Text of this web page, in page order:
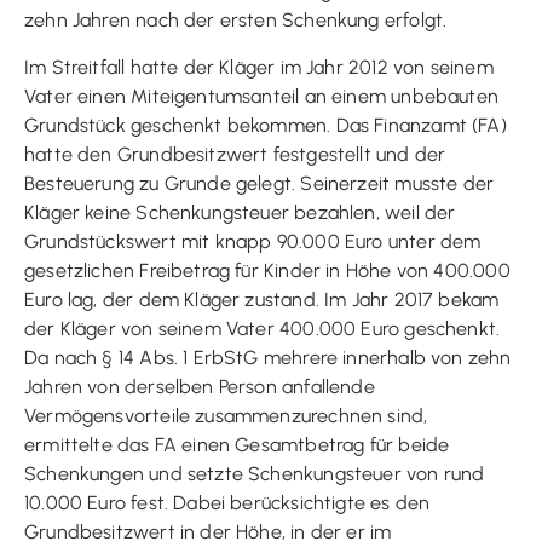
zehn Jahren nach der ersten Schenkung erfolgt.
Im Streitfall hatte der Kläger im Jahr 2012 von seinem
Vater einen Miteigentumsanteil an einem unbebauten
Grundstück geschenkt bekommen. Das Finanzamt (FA)
hatte den Grundbesitzwert festgestellt und der
Besteuerung zu Grunde gelegt. Seinerzeit musste der
Kläger keine Schenkungsteuer bezahlen, weil der
Grundstückswert mit knapp 90.000 Euro unter dem
gesetzlichen Freibetrag für Kinder in Höhe von 400.000
Euro lag, der dem Kläger zustand. Im Jahr 2017 bekam
der Kläger von seinem Vater 400.000 Euro geschenkt.
Da nach § 14 Abs. 1 ErbStG mehrere innerhalb von zehn
Jahren von derselben Person anfallende
Vermögensvorteile zusammenzurechnen sind,
ermittelte das FA einen Gesamtbetrag für beide
Schenkungen und setzte Schenkungsteuer von rund
10.000 Euro fest. Dabei berücksichtigte es den
Grundbesitzwert in der Höhe, in der er im